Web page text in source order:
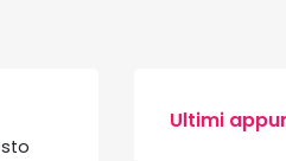
Ultimi